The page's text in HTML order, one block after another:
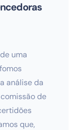
uma
análise da
de
que,